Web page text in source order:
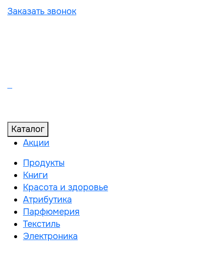
Заказать звонок
Каталог
Акции
Продукты
Книги
Красота и здоровье
Атрибутика
Парфюмерия
Текстиль
Электроника